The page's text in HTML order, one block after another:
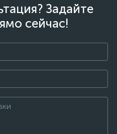
Задайте
сейчас!